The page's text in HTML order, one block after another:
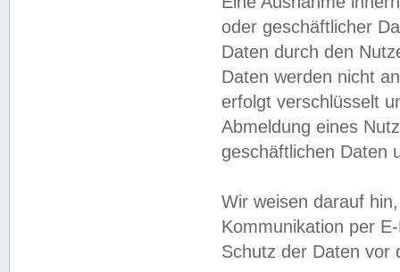
oder geschäftlicher
Daten durch den
Daten werden nicht
erfolgt verschlüsselt
Abmeldung eines
geschäftlichen Daten
Wir weisen darauf
Kommunikation per
Schutz der Daten vor